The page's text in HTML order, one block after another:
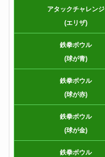
アタックチャレンジ
(エリザ)
鉄拳ボウル
(球が青)
鉄拳ボウル
(球が赤)
鉄拳ボウル
(球が金)
鉄拳ボウル